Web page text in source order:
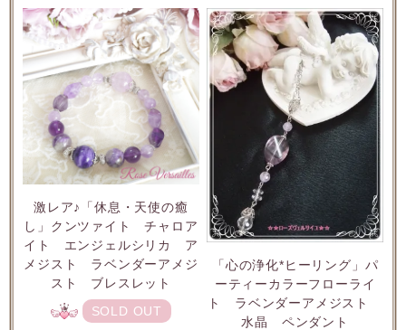
激レア♪「休息・天使の癒
し」クンツァイト チャロア
イト エンジェルシリカ ア
メジスト ラベンダーアメジ
スト ブレスレット
SOLD OUT
「心の浄化*ヒーリング」パ
ーティーカラーフローライ
ト ラベンダーアメジスト
水晶 ペンダント